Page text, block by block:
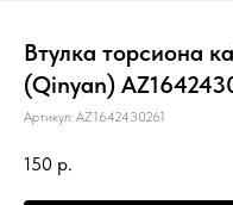
Втулка торсиона
(Qinyan)
Артикул: AZ1642430261
150 р.